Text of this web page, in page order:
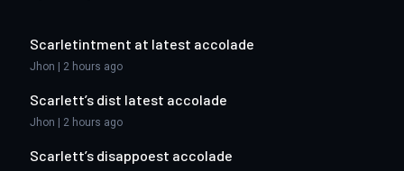
Scarletintment at latest accolade
Jhon | 2 hours ago
Scarlett’s dist latest accolade
Jhon | 2 hours ago
Scarlett’s disappoest accolade